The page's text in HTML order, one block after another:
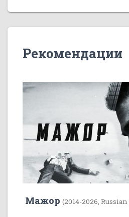
Рекомендации
Мажор (2014-2026,